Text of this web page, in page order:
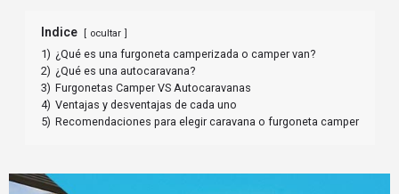
Indice ocultar
1) ¿Qué es una furgoneta camperizada o camper van?
2) ¿Qué es una autocaravana?
3) Furgonetas Camper VS Autocaravanas
4) Ventajas y desventajas de cada uno
5) Recomendaciones para elegir caravana o furgoneta camper